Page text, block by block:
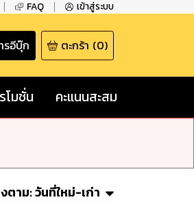
FAQ เข้าสู่ระบบ
รอีบุ๊ก ตะกร้า (0)
โมชั่น คะแนนสะสม
ตาม:วันที่ใหม่-เก่า